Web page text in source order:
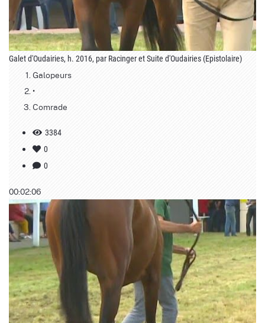
Galet d'Oudairies, h. 2016, par Racinger et Suite d'Oudairies (Epistolaire)
Galopeurs
•
Comrade
3384
0
0
00:02:06